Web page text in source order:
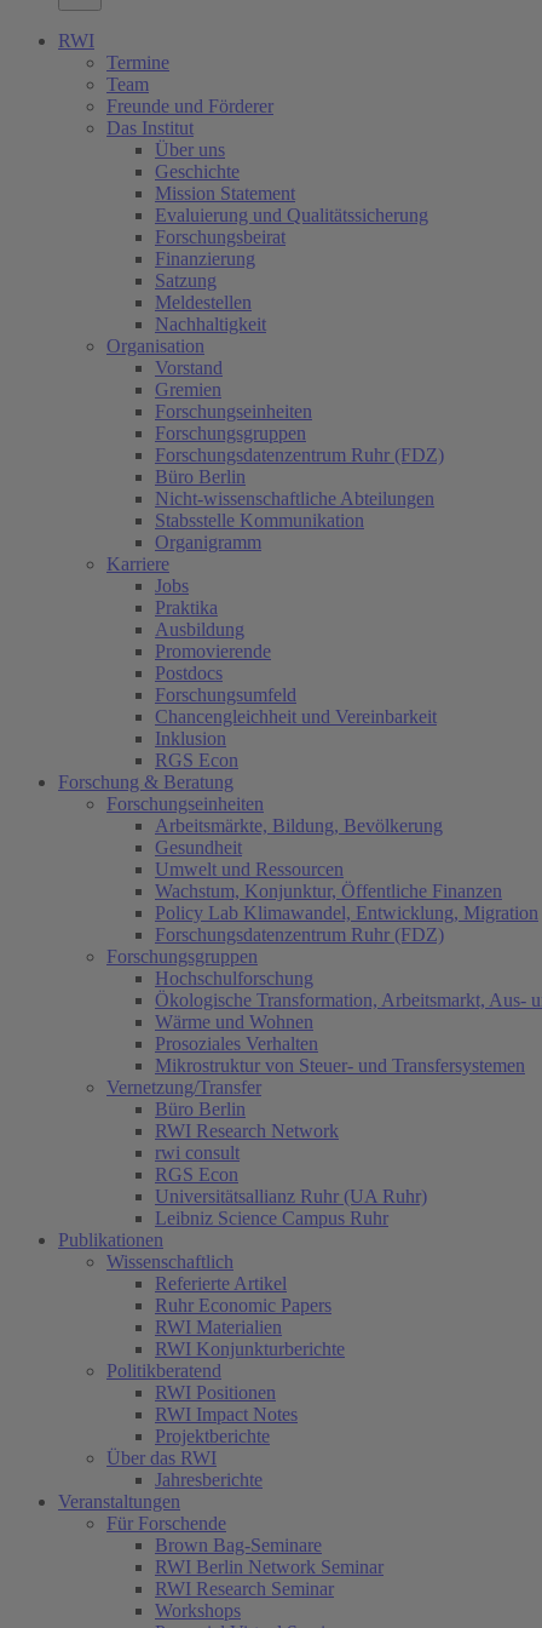
RWI
Termine
Team
Freunde und Förderer
Das Institut
Über uns
Geschichte
Mission Statement
Evaluierung und Qualitätssicherung
Forschungsbeirat
Finanzierung
Satzung
Meldestellen
Nachhaltigkeit
Organisation
Vorstand
Gremien
Forschungseinheiten
Forschungsgruppen
Forschungsdatenzentrum Ruhr (FDZ)
Büro Berlin
Nicht-wissenschaftliche Abteilungen
Stabsstelle Kommunikation
Organigramm
Karriere
Jobs
Praktika
Ausbildung
Promovierende
Postdocs
Forschungsumfeld
Chancengleichheit und Vereinbarkeit
Inklusion
RGS Econ
Forschung & Beratung
Forschungseinheiten
Arbeitsmärkte, Bildung, Bevölkerung
Gesundheit
Umwelt und Ressourcen
Wachstum, Konjunktur, Öffentliche Finanzen
Policy Lab Klimawandel, Entwicklung, Migration
Forschungsdatenzentrum Ruhr (FDZ)
Forschungsgruppen
Hochschulforschung
Ökologische Transformation, Arbeitsmarkt, Aus-
Wärme und Wohnen
Prosoziales Verhalten
Mikrostruktur von Steuer- und Transfersystemen
Vernetzung/Transfer
Büro Berlin
RWI Research Network
rwi consult
RGS Econ
Universitätsallianz Ruhr (UA Ruhr)
Leibniz Science Campus Ruhr
Publikationen
Wissenschaftlich
Referierte Artikel
Ruhr Economic Papers
RWI Materialien
RWI Konjunkturberichte
Politikberatend
RWI Positionen
RWI Impact Notes
Projektberichte
Über das RWI
Jahresberichte
Veranstaltungen
Für Forschende
Brown Bag-Seminare
RWI Berlin Network Seminar
RWI Research Seminar
Workshops